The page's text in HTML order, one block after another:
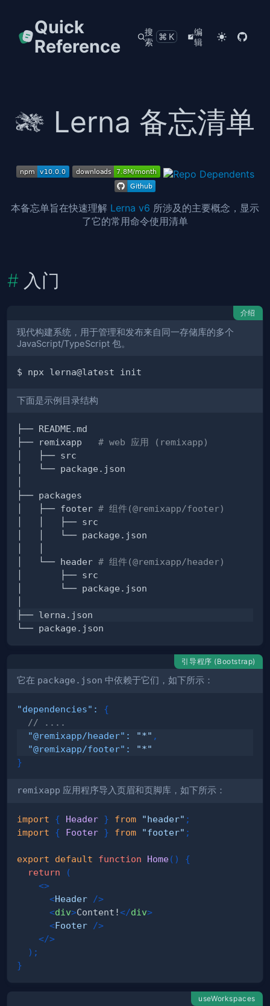
Quick
Reference
搜
索
⌘K
编
辑
Lerna 备忘清单
本备忘单旨在快速理解 Lerna v6 所涉及的主要概念，显示
了它的常用命令使用清单
入门
介绍
现代构建系统，用于管理和发布来自同一存储库的多个
JavaScript/TypeScript 包。
下面是示例目录结构
├── remixapp # web 应用 (remixapp)
│   ├── footer # 组件(@remixapp/footer)
│   └── header # 组件(@remixapp/header)
引导程序 (Bootstrap)
它在 package.json 中依赖于它们，如下所示：
"dependencies" :
{
// ....
"@remixapp/header" : "*" ,
"@remixapp/footer" :
"*"
}
remixapp 应用程序导入页眉和页脚库，如下所示：
import { Header } from "header" ;
import
{ Footer } from "footer" ;
export default function Home( )
{
return
(
<>
<Header
/>
<div>Content!</div>
<Footer
/>
</>
) ;
}
useWorkspaces